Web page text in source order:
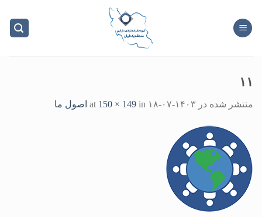
content
۱۱
منتشر شده در ۱۴۰۳-۰۷-۱۸ 150 × 149 in اصول ما